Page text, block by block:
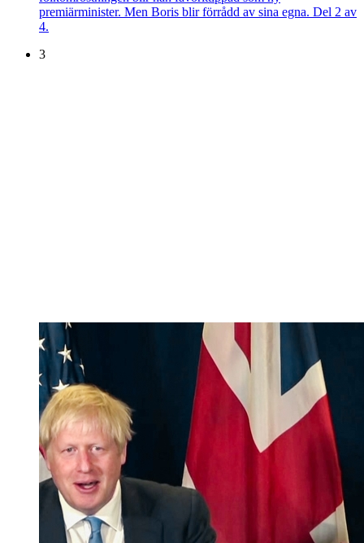
premiärminister. Men Boris blir förrådd av sina egna. Del 2 av
4.
3